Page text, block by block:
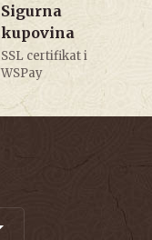
Sigurna
kupovina
SSL certifikat i
WSPay